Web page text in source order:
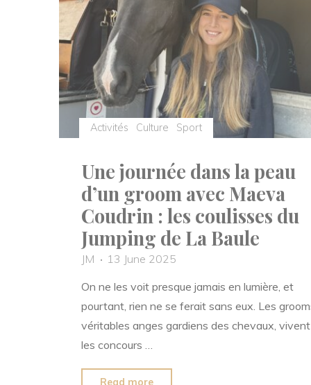
Activités Culture Sport
Une journée dans la peau
d’un groom avec Maeva
Coudrin : les coulisses du
Jumping de La Baule
JM
13 June 2025
On ne les voit presque jamais en lumière, et
pourtant, rien ne se ferait sans eux. Les
véritables anges gardiens des chevaux, vivent
les concours …
Read more